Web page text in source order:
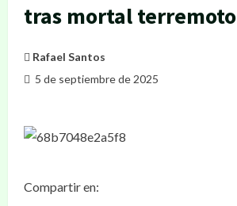
tras mortal terremoto
Rafael Santos
5 de septiembre de 2025
Compartir en: